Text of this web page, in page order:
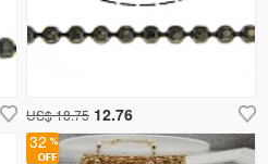
32
US$ 18.75 12.76